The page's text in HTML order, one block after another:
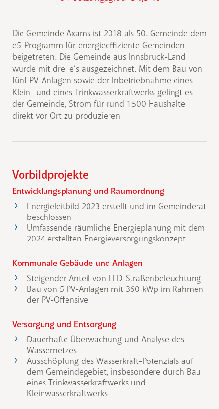
Die Gemeinde Axams ist 2018 als 50. Gemeinde dem
e5-Programm für energieeffiziente Gemeinden
beigetreten. Die Gemeinde aus Innsbruck-Land
wurde mit drei e’s ausgezeichnet. Mit dem Bau von
fünf PV-Anlagen sowie der Inbetriebnahme eines
Klein- und eines Trinkwasserkraftwerks gelingt es
der Gemeinde, Strom für rund 1.500 Haushalte
direkt vor Ort zu produzieren
Vorbildprojekte
Entwicklungsplanung und Raumordnung
Energieleitbild 2023 erstellt und im Gemeinderat
beschlossen
Umfassende räumliche Energieplanung mit dem
2024 erstellten Energieversorgungskonzept
Kommunale Gebäude und Anlagen
Steigender Anteil von LED-Straßenbeleuchtung
Bau von 5 PV-Anlagen mit 360 kWp im Rahmen
der PV-Offensive
Versorgung und Entsorgung
Dauerhafte Überwachung und Analyse des
Wassernetzes
Ausschöpfung des Wasserkraft-Potenzials auf
dem Gemeindegebiet, insbesondere durch Bau
eines Trinkwasserkraftwerks und
Kleinwasserkraftwerks